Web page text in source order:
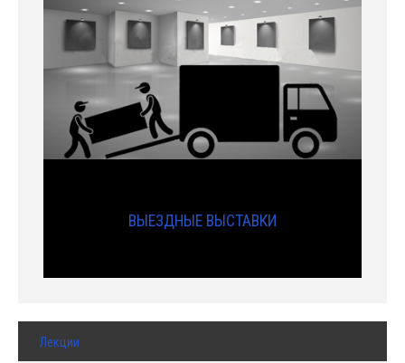
ВЫЕЗДНЫЕ ВЫСТАВКИ
Лекции